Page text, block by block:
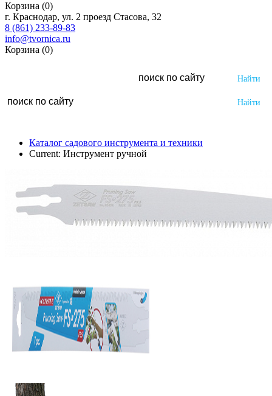
Корзина (0)
г. Краснодар, ул. 2 проезд Стасова, 32
8 (861) 233-89-83
info@tvornica.ru
Корзина (0)
Каталог садового инструмента и техники
Current: Инструмент ручной